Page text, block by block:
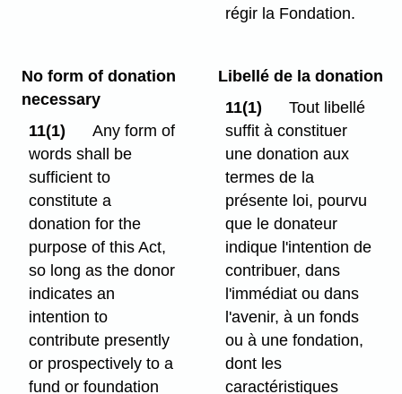
régir la Fondation.
No form of donation
necessary
11(1)
Any form of
words shall be
sufficient to
constitute a
donation for the
purpose of this Act,
so long as the donor
indicates an
intention to
contribute presently
or prospectively to a
fund or foundation
Libellé de la donation
11(1)
Tout libellé
suffit à constituer
une donation aux
termes de la
présente loi, pourvu
que le donateur
indique l'intention de
contribuer, dans
l'immédiat ou dans
l'avenir, à un fonds
ou à une fondation,
dont les
caractéristiques